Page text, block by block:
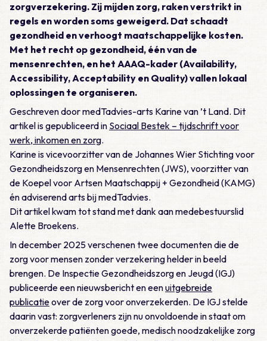
zorgverzekering. Zij mijden zorg, raken verstrikt in
regels en worden soms geweigerd. Dat schaadt
gezondheid en verhoogt maatschappelijke kosten.
Met het recht op gezondheid, één van de
mensenrechten, en het AAAQ-kader (Availability,
Accessibility, Acceptability en Quality) vallen lokaal
oplossingen te organiseren.
Geschreven door medTadvies-arts Karine van ’t Land. Dit
artikel is gepubliceerd in Sociaal Bestek – tijdschrift voor
werk, inkomen en zorg.
Karine is vicevoorzitter van de Johannes Wier Stichting voor
Gezondheidszorg en Mensenrechten (JWS), voorzitter van
de Koepel voor Artsen Maatschappij + Gezondheid (KAMG)
én adviserend arts bij medTadvies.
Dit artikel kwam tot stand met dank aan medebestuurslid
Alette Broekens.
In december 2025 verschenen twee documenten die de
zorg voor mensen zonder verzekering helder in beeld
brengen. De Inspectie Gezondheidszorg en Jeugd (IGJ)
publiceerde een nieuwsbericht en eenuitgebreide
publicatieover de zorg voor onverzekerden. De IGJ stelde
daarin vast: zorgverleners zijn nu onvoldoende in staat om
onverzekerde patiënten goede, medisch noodzakelijke zorg